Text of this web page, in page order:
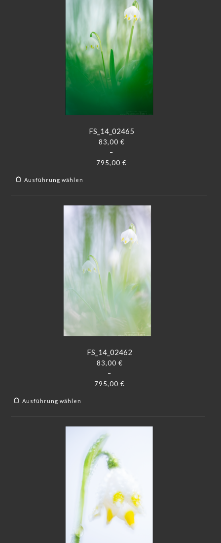
FS_14_02465
83,00 €
–
795,00 €
Ausführung wählen
FS_14_02462
83,00 €
–
795,00€
Ausführung wählen